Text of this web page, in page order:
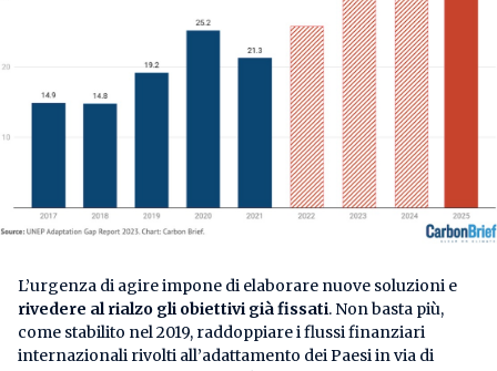
L’urgenza di agire impone di elaborare nuove soluzioni e
rivedere al rialzo gli obiettivi già fissati. Non basta più,
come stabilito nel 2019, raddoppiare i flussi finanziari
internazionali rivolti all’adattamento dei Paesi in via di